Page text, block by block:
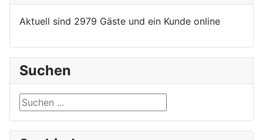
Aktuell sind 2979 Gäste und ein Kunde online
Suchen
Suchen ...